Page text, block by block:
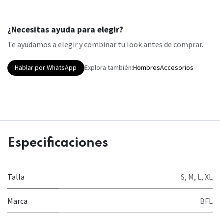
¿Necesitas ayuda para elegir?
Te ayudamos a elegir y combinar tu look antes de comprar.
Hablar por WhatsApp Explora también:HombresAccesorios
Especificaciones
Talla S, M, L, XL
Marca BFL